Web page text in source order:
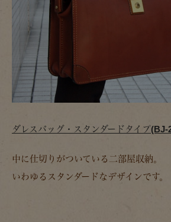
ダレスバッグ・スタンダードタイプ(BJ-
中に仕切りがついている二部屋収納。
いわゆるスタンダードなデザインです。